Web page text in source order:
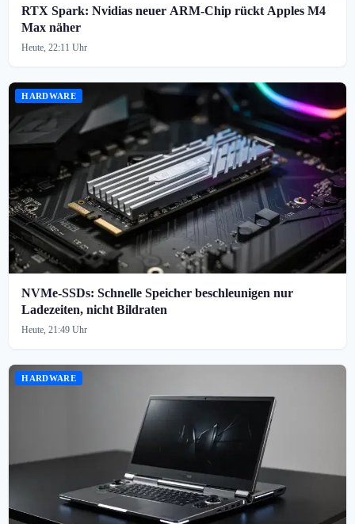
RTX Spark: Nvidias neuer ARM-Chip rückt Apples M4
Max näher
Heute, 22:11 Uhr
HARDWARE
NVMe-SSDs: Schnelle Speicher beschleunigen nur
Ladezeiten, nicht Bildraten
Heute, 21:49 Uhr
HARDWARE